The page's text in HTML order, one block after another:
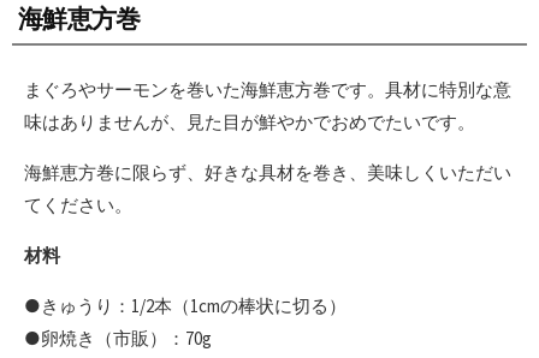
海鮮恵方巻
まぐろやサーモンを巻いた海鮮恵方巻です。具材に特別な意
味はありませんが、見た目が鮮やかでおめでたいです。
海鮮恵方巻に限らず、好きな具材を巻き、美味しくいただい
てください。
材料
●きゅうり：1/2本（1cmの棒状に切る）
●卵焼き（市販）：70g